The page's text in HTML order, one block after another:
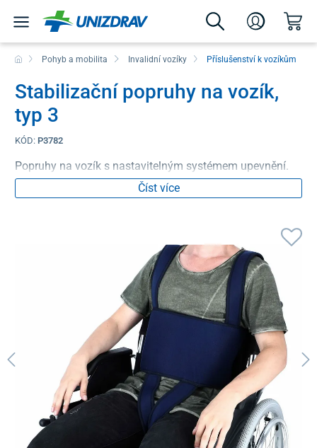
Pohyb a mobilita Invalidní vozíky Příslušenství k vozíkům
Stabilizační popruhy na vozík,
typ 3
KÓD: P3782
Popruhy na vozík s nastavitelným systémem upevnění.
Číst více